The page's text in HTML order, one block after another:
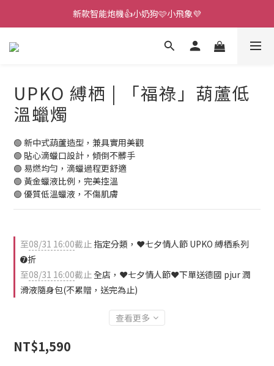
新款智能炮機👍小奶狗🩷小飛象💜
新款智能炮機👍小奶狗🩷小飛象💜
全球首款男性氣流式震動器✨全新升級 Ion2⚡直擊你的高潮神經
新款智能炮機👍小奶狗🩷小飛象💜
UPKO 縛栖 | 「福祿」葫蘆低
溫蠟燭
🟢 新中式葫蘆造型，兼具實用美觀
🟢 貼心滴蠟口設計，傾倒不髒手
🟢 易燃均勻，滴蠟過程更舒適
🟢 黃金蠟液比例，完美控溫
🟢 優質低溫蠟液，不傷肌膚
至08/31 16:00截止 指定分類，❤️七夕情人節 UPKO 縛栖系列
➐折
至08/31 16:00截止全店，❤️七夕情人節❤️下單送德國 pjur 潤
滑液隨身包(不累贈，送完為止)
查看更多
NT$1,590